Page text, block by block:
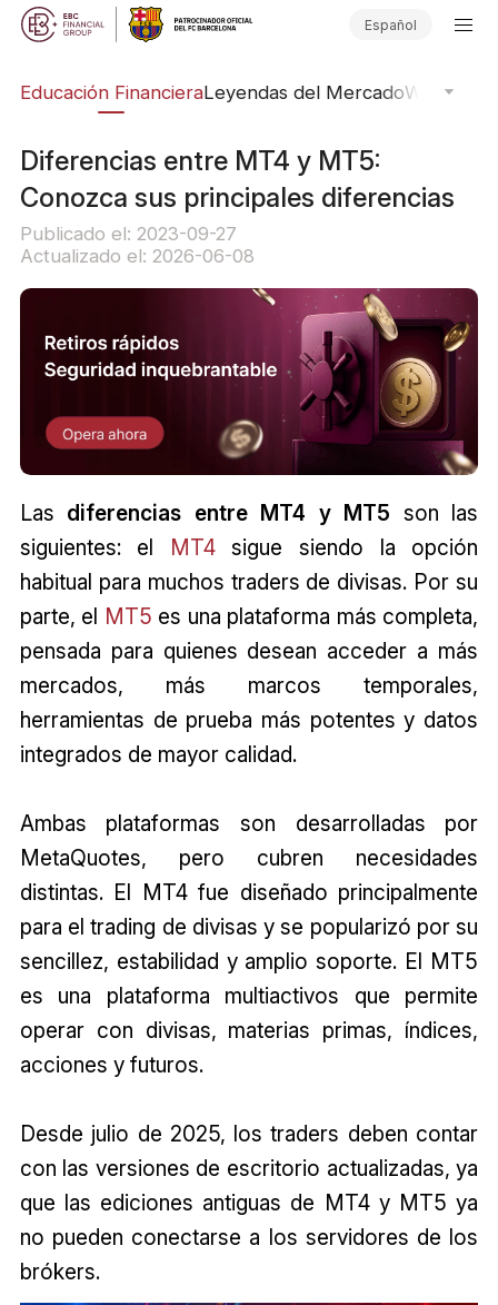
Español
Educación FinancieraLeyendas del MercadoWebinars
Diferencias entre MT4 y MT5:
Conozca sus principales diferencias
Publicado el: 2023-09-27
Actualizado el: 2026-06-08
Las diferencias entre MT4 y MT5 son las
siguientes: el MT4sigue siendo la opción
habitual para muchos traders de divisas. Por su
parte, el MT5 es una plataforma más completa,
pensada para quienes desean acceder a más
mercados, más marcos temporales,
herramientas de prueba más potentes y datos
integrados de mayor calidad.
Ambas plataformas son desarrolladas por
MetaQuotes, pero cubren necesidades
distintas. El MT4 fue diseñado principalmente
para el trading de divisas y se popularizó por su
sencillez, estabilidad y amplio soporte. El MT5
es una plataforma multiactivos que permite
operar con divisas, materias primas, índices,
acciones y futuros.
Desde julio de 2025, los traders deben contar
con las versiones de escritorio actualizadas, ya
que las ediciones antiguas de MT4 y MT5 ya
no pueden conectarse a los servidores de los
brókers.